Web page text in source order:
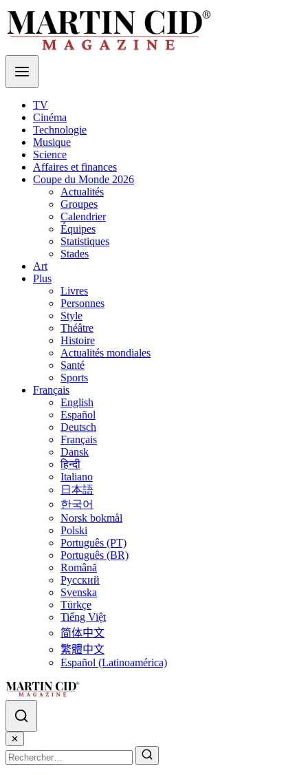
TV
Cinéma
Technologie
Musique
Science
Affaires et finances
Coupe du Monde 2026
Actualités
Groupes
Calendrier
Équipes
Statistiques
Stades
Art
Plus
Livres
Personnes
Style
Théâtre
Histoire
Actualités mondiales
Santé
Sports
Français
English
Español
Deutsch
Français
Dansk
हिन्दी
Italiano
日本語
한국어
Norsk bokmål
Polski
Português (PT)
Português (BR)
Română
Русский
Svenska
Türkçe
Tiếng Việt
简体中文
繁體中文
Español (Latinoamérica)
✕